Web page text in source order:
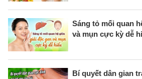
Sáng tỏ mối quan
và mụn cực kỳ dễ
Bí quyết dân gian